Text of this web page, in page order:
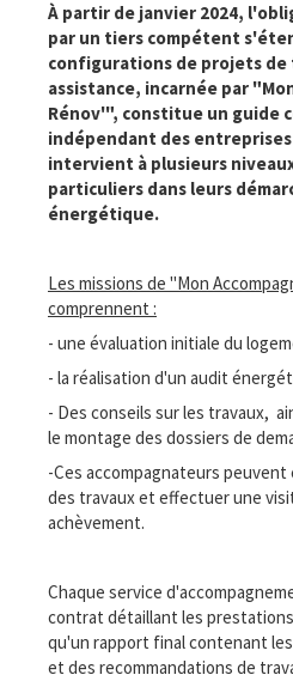
À partir de janvier 2024,
par un tiers compétent
configurations de projets
assistance, incarnée par
Rénov'", constitue un guide
indépendant des
intervient à plusieurs
particuliers dans leurs
énergétique.
Les missions de "Mon
comprennent :
- une évaluation initiale du
- la réalisation d'un audit
- Des conseils sur les travaux,
le montage des dossiers de
-Ces accompagnateurs
des travaux et effectuer une
achèvement.
Chaque service
contrat détaillant les
qu'un rapport final contenant
et des recommandations de